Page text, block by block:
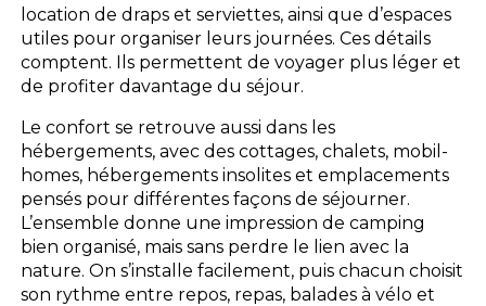
location de draps et serviettes, ainsi que d’espaces
utiles pour organiser leurs journées. Ces détails
comptent. Ils permettent de voyager plus léger et
de profiter davantage du séjour.
Le confort se retrouve aussi dans les
hébergements, avec des cottages, chalets, mobil-
homes, hébergements insolites et emplacements
pensés pour différentes façons de séjourner.
L’ensemble donne une impression de camping
bien organisé, mais sans perdre le lien avec la
nature. On s’installe facilement, puis chacun choisit
son rythme entre repos, repas, balades à vélo et